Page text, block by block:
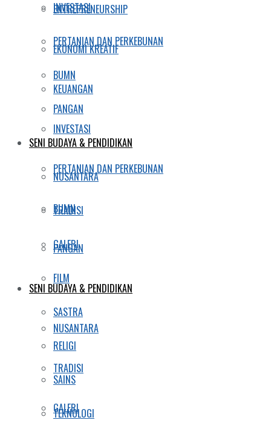
INVESTASI
PERTANIAN DAN PERKEBUNAN
BUMN
PANGAN
SENI BUDAYA & PENDIDIKAN
NUSANTARA
TRADISI
GALERI
FILM
SASTRA
RELIGI
SAINS
TEKNOLOGI
ENTREPRENEURSHIP
EKONOMI KREATIF
KEUANGAN
INVESTASI
PERTANIAN DAN PERKEBUNAN
BUMN
PANGAN
SENI BUDAYA & PENDIDIKAN
NUSANTARA
TRADISI
GALERI